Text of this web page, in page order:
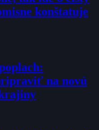
konštatuje
na novú